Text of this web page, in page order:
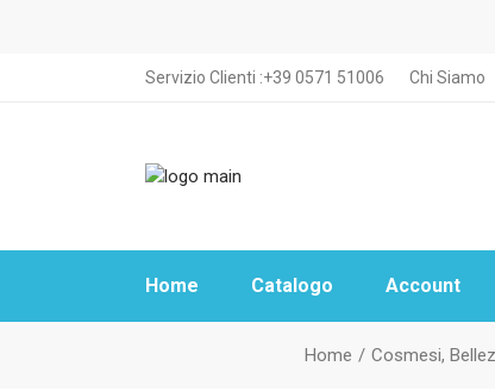
Servizio Clienti :+39 0571 51006 Chi Siamo
Home Catalogo Account
Home Cosmesi,